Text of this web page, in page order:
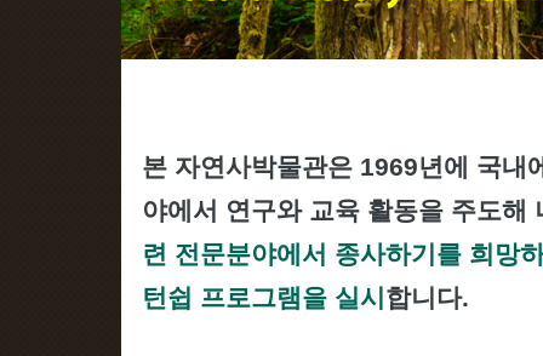
본 자연사박물관은 1969년에 국내
야에서 연구와 교육 활동을 주도
련 전문분야에서 종사하기를 희망
턴쉽 프로그램을 실시 합니다.